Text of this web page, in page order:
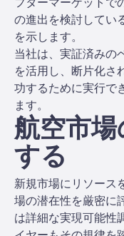
の進出を検討してい
を示します。
当社は、実証済みの
を活用し、断片化さ
功するために実行で
ます。
航空市
する
新規市場にリソース
場の潜在性を厳密に
は詳細な実現可能性